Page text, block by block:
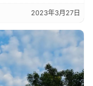
2023年3月27日